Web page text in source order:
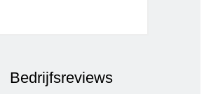
Bedrijfsreviews